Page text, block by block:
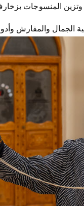
المنسوجات
الجمال والمفارش